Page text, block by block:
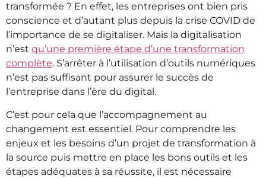
transformée ? En effet, les entreprises ont bien pris
conscience et d’autant plus depuis la crise COVID de
l’importance de se digitaliser. Mais la digitalisation
n’est qu’une première étape d’une transformation
complète. S’arrêter à l’utilisation d’outils numériques
n’est pas suffisant pour assurer le succès de
l’entreprise dans l’ère du digital.
C’est pour cela que l’accompagnement au
changement est essentiel. Pour comprendre les
enjeux et les besoins d’un projet de transformation à
la source puis mettre en place les bons outils et les
étapes adéquates à sa réussite, il est nécessaire